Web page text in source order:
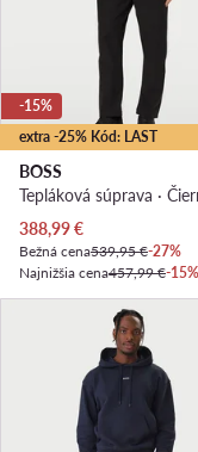
extra -25% Kód: LAST
-15%
BOSS
Tepláková súprava ·
Aktuálna cena
388,99€
Bežná cena539,95 €-27%
Najnižšia cena457,99 €-15%